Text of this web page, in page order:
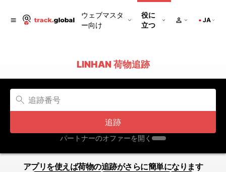
ウェブマスタ
ー向け
役に
立つ
JA
LINHAN 荷物追跡
追跡
パートナーのオファーを開く
アプリを使えば荷物の追跡がさらに簡単になります